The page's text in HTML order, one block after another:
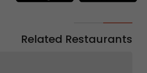
Related Restaurants